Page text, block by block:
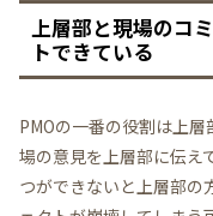
上層部と現場のコ
トできている
PMOの一番の役割は上
場の意見を上層部に伝え
つができないと上層部の